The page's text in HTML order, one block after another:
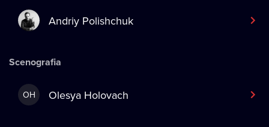
Andriy Polishchuk
Scenografia
OH Olesya Holovach